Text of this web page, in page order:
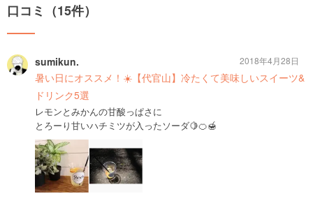
口コミ（15件）
sumikun.
暑い日にオススメ！☀️【代官山】冷たくて美味しいスイーツ&
ドリンク5選
レモンとみかんの甘酸っぱさに
とろーり甘いハチミツが入ったソーダ🍋🍊🍯
2018年4月28日